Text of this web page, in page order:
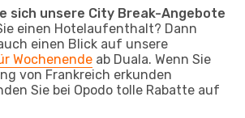
sich unsere City Break-Angebote
einen Hotelaufenthalt? Dann
einen Blick auf unsere
Wochenende ab Duala. Wenn Sie
von Frankreich erkunden
Sie bei Opodo tolle Rabatte auf